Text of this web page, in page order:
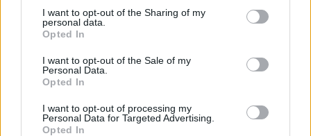
I want to opt-out of the Sharing of my
personal data.
Opted In
I want to opt-out of the Sale of my
Personal Data.
Opted In
I want to opt-out of processing my
Personal Data for Targeted Advertising.
Opted In
Az előfizetés a következőket tartalmazza:
Kötéslisták: BÉT elmúlt 2 év napon belüli
kötéslistái
Előfizetés